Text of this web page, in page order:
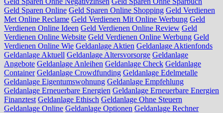
Geld Sparen Online Geld Sparen Online Shopping Geld Verdienen
Met Online Reclame Geld Verdienen Mit Online Werbung Geld
Verdienen Online Ideen Geld Verdienen Online Review Geld
Verdienen Online Website Geld Verdienen Online Werbung Geld
Verdienen Online Wie Geldanlage Aktien Geldanlage Aktienfonds
Geldanlage Aktuell Geldanlage Altersvorsorge Geldanlage
Angebote Geldanlage Anleihen Geldanlage Check Geldanlage
Container Geldanlage Crowdfunding Geldanlage Edelmetalle
Geldanlage Eigentumswohnung Geldanlage Empfehlung
Geldanlage Erneuerbare Energien Geldanlage Erneuerbare Energien
Finanztest Geldanlage Ethisch Geldanlage Ohne Steuern
Geldanlage Online Geldanlage Optionen Geldanlage Rechner